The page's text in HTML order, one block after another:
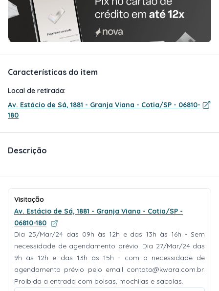
Características do item
Local de retirada:
Av. Estácio de Sá, 1881 - Granja Viana - Cotia/SP - 06810-
180
Descrição
Visitação
Av. Estácio de Sá, 1881 - Granja Viana - Cotia/SP -
06810-180
Dia 25/Mar/24 das 09h às 12h e das 13h às 16h - Sem
necessidade de agendamento prévio. Dia 27/Mar/24 das
9h às 12h e das 13h às 15h - com a necessidade de
agendamento prévio pelo email contato@kwara.com.br.
Proibida a entrada com bolsas, mochilas e sacolas.